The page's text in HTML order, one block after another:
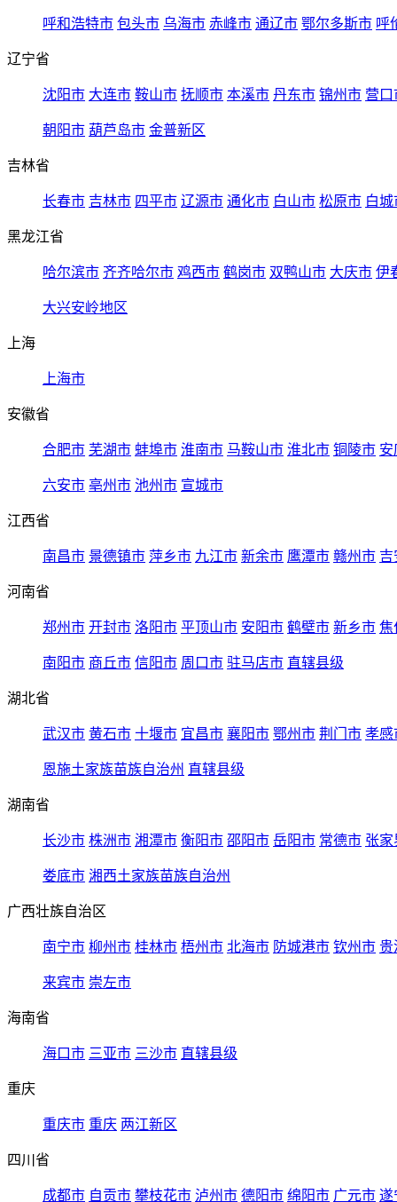
呼和浩特市 包头市 乌海市 赤峰市 通辽市 鄂尔多斯市 呼
辽宁省
沈阳市 大连市 鞍山市 抚顺市 本溪市 丹东市 锦州市 营口
朝阳市 葫芦岛市 金普新区
吉林省
长春市 吉林市 四平市 辽源市 通化市 白山市 松原市 白城
黑龙江省
哈尔滨市 齐齐哈尔市 鸡西市 鹤岗市 双鸭山市 大庆市 伊
大兴安岭地区
上海
上海市
安徽省
合肥市 芜湖市 蚌埠市 淮南市 马鞍山市 淮北市 铜陵市 安
六安市 亳州市 池州市 宣城市
江西省
南昌市 景德镇市 萍乡市 九江市 新余市 鹰潭市 赣州市 吉
河南省
郑州市 开封市 洛阳市 平顶山市 安阳市 鹤壁市 新乡市 焦
南阳市 商丘市 信阳市 周口市 驻马店市 直辖县级
湖北省
武汉市 黄石市 十堰市 宜昌市 襄阳市 鄂州市 荆门市 孝感
恩施土家族苗族自治州 直辖县级
湖南省
长沙市 株洲市 湘潭市 衡阳市 邵阳市 岳阳市 常德市 张家
娄底市 湘西土家族苗族自治州
广西壮族自治区
南宁市 柳州市 桂林市 梧州市 北海市 防城港市 钦州市 贵
来宾市 崇左市
海南省
海口市 三亚市 三沙市 直辖县级
重庆
重庆市 重庆 两江新区
四川省
成都市 自贡市 攀枝花市 泸州市 德阳市 绵阳市 广元市 遂